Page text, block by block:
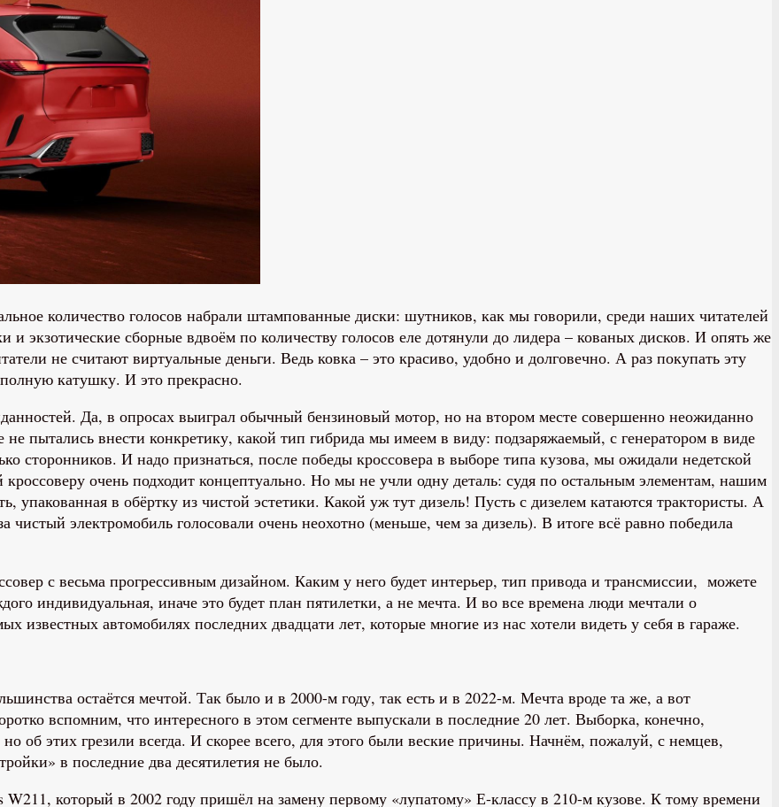
количество голосов набрали штампованные диски: шутников, как мы говорили, среди наших читателей
экзотические сборные вдвоём по количеству голосов еле дотянули до лидера – кованых дисков. И опять же
не считают виртуальные деньги. Ведь ковка – это красиво, удобно и долговечно. А раз покупать эту
катушку. И это прекрасно.
Да, в опросах выиграл обычный бензиновый мотор, но на втором месте совершенно неожиданно
пытались внести конкретику, какой тип гибрида мы имеем в виду: подзаряжаемый, с генератором в виде
сторонников. И надо признаться, после победы кроссовера в выборе типа кузова, мы ожидали недетской
очень подходит концептуально. Но мы не учли одну деталь: судя по остальным элементам, нашим
упакованная в обёртку из чистой эстетики. Какой уж тут дизель! Пусть с дизелем катаются трактористы. А
чистый электромобиль голосовали очень неохотно (меньше, чем за дизель). В итоге всё равно победила
с весьма прогрессивным дизайном. Каким у него будет интерьер, тип привода и трансмиссии, можете
индивидуальная, иначе это будет план пятилетки, а не мечта. И во все времена люди мечтали о
известных автомобилях последних двадцати лет, которые многие из нас хотели видеть у себя в гараже.
остаётся мечтой. Так было и в 2000-м году, так есть и в 2022-м. Мечта вроде та же, а вот
вспомним, что интересного в этом сегменте выпускали в последние 20 лет. Выборка, конечно,
об этих грезили всегда. И скорее всего, для этого были веские причины. Начнём, пожалуй, с немцев,
в последние два десятилетия не было.
который в 2002 году пришёл на замену первому «лупатому» Е-классу в 210-м кузове. К тому времени